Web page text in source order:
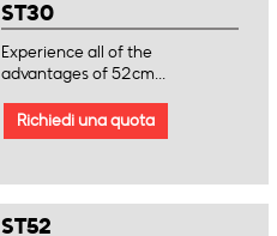
ST30
Experience all of the
advantages of 52cm...
Richiedi una quota
ST52